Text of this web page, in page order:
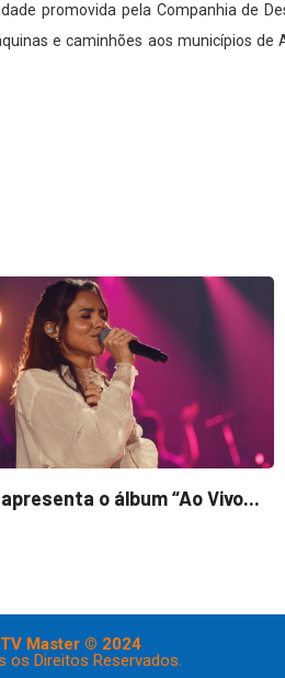
promovida pela Companhia de
e caminhões aos municípios
o álbum “Ao Vivo...
TV Master © 2024
os Direitos Reservados.